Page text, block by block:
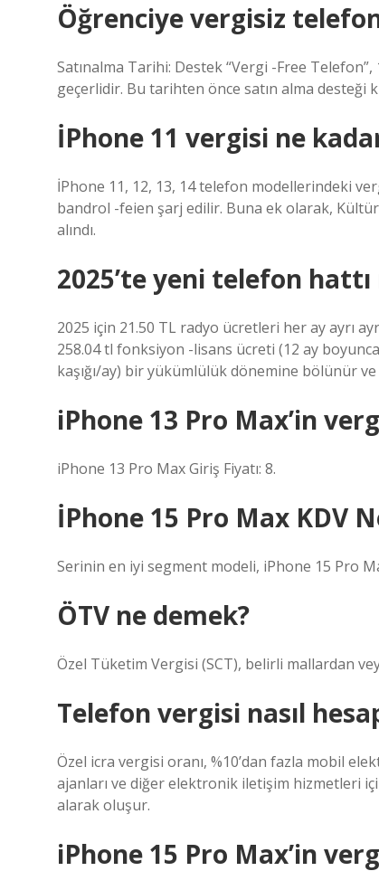
Öğrenciye vergisiz
Satınalma Tarihi: Destek “Vergi -Free Telefon”,
geçerlidir. Bu tarihten önce satın alma desteği
İPhone 11 vergisi ne
İPhone 11, 12, 13, 14 telefon modellerindeki
bandrol -feien şarj edilir. Buna ek olarak, Kültür
alındı.
2025’te yeni telefon
2025 için 21.50 TL radyo ücretleri her ay ayrı
258.04 tl fonksiyon -lisans ücreti (12 ay boyunca
kaşığı/ay) bir yükümlülük dönemine bölünür ve
iPhone 13 Pro Max’in
iPhone 13 Pro Max Giriş Fiyatı: 8.
İPhone 15 Pro Max KDV
Serinin en iyi segment modeli, iPhone 15 Pro
ÖTV ne demek?
Özel Tüketim Vergisi (SCT), belirli mallardan
Telefon vergisi nasıl
Özel icra vergisi oranı, %10’dan fazla mobil
ajanları ve diğer elektronik iletişim hizmetleri
alarak oluşur.
iPhone 15 Pro Max’in